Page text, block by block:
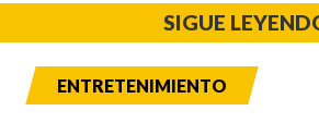
SIGUE
ENTRETENIMIENTO